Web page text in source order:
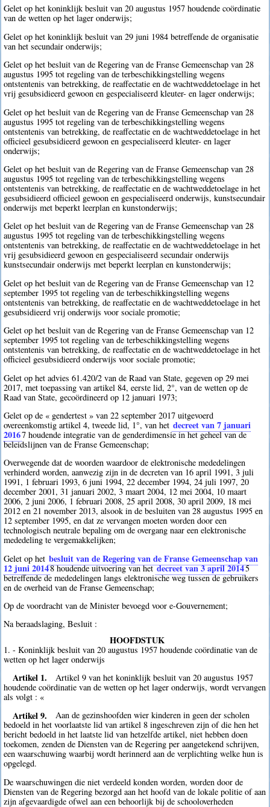
Gelet op het koninklijk besluit van 20 augustus 1957 houdende coördinatie
van de wetten op het lager onderwijs;
Gelet op het koninklijk besluit van 29 juni 1984 betreffende de organisatie
van het secundair onderwijs;
Gelet op het besluit van de Regering van de Franse Gemeenschap van 28
augustus 1995 tot regeling van de terbeschikkingstelling wegens
ontstentenis van betrekking, de reaffectatie en de wachtweddetoelage in het
vrij gesubsidieerd gewoon en gespecialiseerd kleuter- en lager onderwijs;
Gelet op het besluit van de Regering van de Franse Gemeenschap van 28
augustus 1995 tot regeling van de terbeschikkingstelling wegens
ontstentenis van betrekking, de reaffectatie en de wachtweddetoelage in het
officieel gesubsidieerd gewoon en gespecialiseerd kleuter- en lager
onderwijs;
Gelet op het besluit van de Regering van de Franse Gemeenschap van 28
augustus 1995 tot regeling van de terbeschikkingstelling wegens
ontstentenis van betrekking, de reaffectatie en de wachtweddetoelage in het
gesubsidieerd officieel gewoon en gespecialiseerd onderwijs, kunstsecundair
onderwijs met beperkt leerplan en kunstonderwijs;
Gelet op het besluit van de Regering van de Franse Gemeenschap van 28
augustus 1995 tot regeling van de terbeschikkingstelling wegens
ontstentenis van betrekking, de reaffectatie en de wachtweddetoelage in het
vrij gesubsidieerd gewoon en gespecialiseerd secundair onderwijs
kunstsecundair onderwijs met beperkt leerplan en kunstonderwijs;
Gelet op het besluit van de Regering van de Franse Gemeenschap van 12
september 1995 tot regeling van de terbeschikkingstelling wegens
ontstentenis van betrekking, de reaffectatie en de wachtweddetoelage in het
gesubsidieerd vrij onderwijs voor sociale promotie;
Gelet op het besluit van de Regering van de Franse Gemeenschap van 12
september 1995 tot regeling van de terbeschikkingstelling wegens
ontstentenis van betrekking, de reaffectatie en de wachtweddetoelage in het
officieel gesubsidieerd onderwijs voor sociale promotie;
Gelet op het advies 61.420/2 van de Raad van State, gegeven op 29 mei
2017, met toepassing van artikel 84, eerste lid, 2°, van de wetten op de
Raad van State, gecoördineerd op 12 januari 1973;
Gelet op de « gendertest » van 22 september 2017 uitgevoerd
overeenkomstig artikel 4, tweede lid, 1°, van het decreet van 7 januari
20167 houdende integratie van de genderdimensie in het geheel van de
beleidslijnen van de Franse Gemeenschap;
Overwegende dat de woorden waardoor de elektronische mededelingen
verhinderd worden, aanwezig zijn in de decreten van 16 april 1991, 3 juli
1991, 1 februari 1993, 6 juni 1994, 22 december 1994, 24 juli 1997, 20
december 2001, 31 januari 2002, 3 maart 2004, 12 mei 2004, 10 maart
2006, 2 juni 2006, 1 februari 2008, 25 april 2008, 30 april 2009, 18 mei
2012 en 21 november 2013, alsook in de besluiten van 28 augustus 1995 en
12 september 1995, en dat ze vervangen moeten worden door een
technologisch neutrale bepaling om de overgang naar een elektronische
mededeling te vergemakkelijken;
Gelet op het besluit van de Regering van de Franse Gemeenschap van
12 juni 20148houdende uitvoering van hetdecreet van 3 april 20145
betreffende de mededelingen langs elektronische weg tussen de gebruikers
en de overheid van de Franse Gemeenschap;
Op de voordracht van de Minister bevoegd voor e-Gouvernement;
Na beraadslaging, Besluit :
HOOFDSTUK
1. - Koninklijk besluit van 20 augustus 1957 houdende coördinatie van de
wetten op het lager onderwijs
Artikel 1.
Artikel 9 van het koninklijk besluit van 20 augustus 1957
houdende coördinatie van de wetten op het lager onderwijs, wordt vervangen
als volgt : «
Artikel 9.
Aan de gezinshoofden wier kinderen in geen der scholen
bedoeld in het voorlaatste lid van artikel 8 ingeschreven zijn of die hen het
bericht bedoeld in het laatste lid van hetzelfde artikel, niet hebben doen
toekomen, zenden de Diensten van de Regering per aangetekend schrijven,
een waarschuwing waarbij wordt herinnerd aan de verplichting welke hun is
opgelegd.
De waarschuwingen die niet verdeeld konden worden, worden door de
Diensten van de Regering bezorgd aan het hoofd van de lokale politie of aan
zijn afgevaardigde ofwel aan een behoorlijk bij de schooloverheden